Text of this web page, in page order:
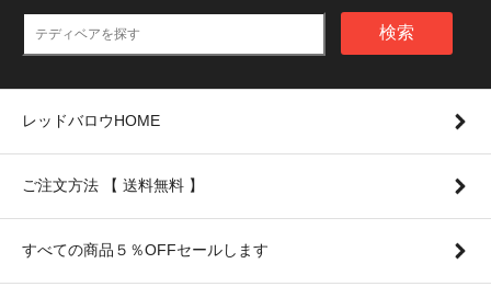
検索
レッドバロウHOME
ご注文方法 【 送料無料 】
すべての商品５％OFFセールします